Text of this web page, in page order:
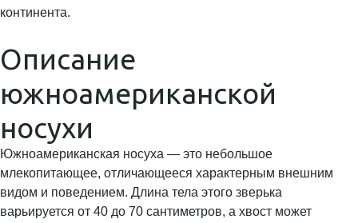
континента.
Описание
южноамериканской
носухи
Южноамериканская носуха — это небольшое
млекопитающее, отличающееся характерным внешним
видом и поведением. Длина тела этого зверька
варьируется от 40 до 70 сантиметров, а хвост может